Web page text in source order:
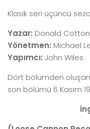
Klasik seri üçüncü
Yazar: Donald Cotton
Yönetmen: Michael
Yapımcı: John Wiles
Dört bölümden oluşan
son bölümü 6 Kasım